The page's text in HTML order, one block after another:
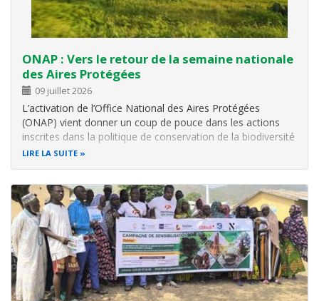
ONAP : Vers le retour de la semaine nationale
des Aires Protégées
09 juillet 2026
L’activation de l’Office National des Aires Protégées
(ONAP) vient donner un coup de pouce dans les actions
inscrites dans la politique de conservation de la biodiversité
au Togo. Institué en octobre 2023 comme établissement
LIRE LA SUITE